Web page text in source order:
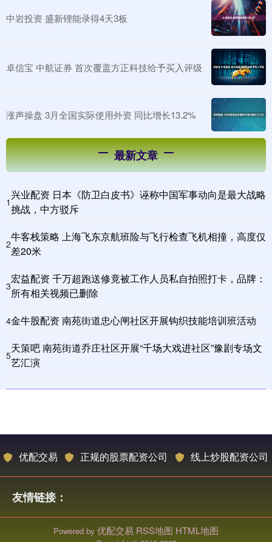
中岩投资 盛新锂能录得4天3板
卓信宝 中航证券 首次覆盖方正科技给予买入评级
涨声操盘 3月全国实际使用外资 同比增长13.2%
最新文章
1
兴业配资 日本《防卫白皮书》诬称中国军事动向是最大战略
挑战，中方驳斥
2
牛客栈策略 上海飞东京航班险与飞行检查飞机相撞，高度仅
差20米
3
宏益配资 千万超跑送修竟被工作人员私自拍照打卡，品牌：
所有相关视频已删除
4金牛股配资 南苑街道忠心闸社区开展钩织技能培训班活动
5
天策吧 南苑街道乔庄社区开展“千场大戏进社区”豫剧专场文
艺汇演
优配交易 正规的股票配资公司 线上炒股配资公司
友情链接：
Powered by 优配交易 RSS地图 HTML地图